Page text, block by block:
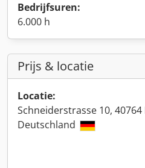
Bedrijfsuren:
6.000 h
Prijs & locatie
Locatie:
Schneiderstrasse 10, 40764
Deutschland